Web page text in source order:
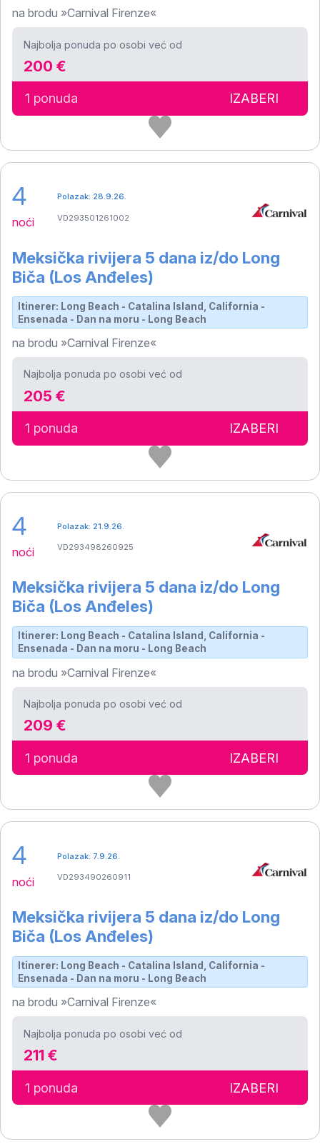
na brodu »Carnival Firenze«
Najbolja ponuda po osobi već od
200 €
1 ponuda IZABERI
4
noći
Meksička rivijera 5 dana iz/do Long
Biča (Los Anđeles)
Itinerer: Long Beach - Catalina Island, California -
Ensenada - Dan na moru - Long Beach
na brodu »Carnival Firenze«
Polazak: 28.9.26.
VD293501261002
Najbolja ponuda po osobi već od
205 €
1 ponuda IZABERI
4
noći
Meksička rivijera 5 dana iz/do Long
Biča (Los Anđeles)
Itinerer: Long Beach - Catalina Island, California -
Ensenada - Dan na moru - Long Beach
na brodu »Carnival Firenze«
Polazak: 21.9.26.
VD293498260925
Najbolja ponuda po osobi već od
209 €
1 ponuda IZABERI
4
noći
Meksička rivijera 5 dana iz/do Long
Biča (Los Anđeles)
Itinerer: Long Beach - Catalina Island, California -
Ensenada - Dan na moru - Long Beach
na brodu »Carnival Firenze«
Polazak: 7.9.26.
VD293490260911
Najbolja ponuda po osobi već od
211 €
1 ponuda IZABERI